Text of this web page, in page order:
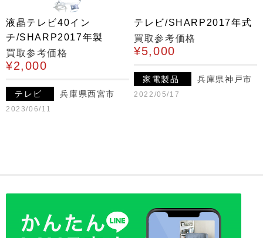
液晶テレビ40イン
チ/SHARP2017年製
買取参考価格
¥2,000
テレビ 兵庫県西宮市
2023/06/11
テレビ/SHARP2017年式
買取参考価格
¥5,000
家電製品 兵庫県神戸市
2022/05/17